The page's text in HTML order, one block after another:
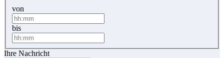
von
bis
Ihre Nachricht